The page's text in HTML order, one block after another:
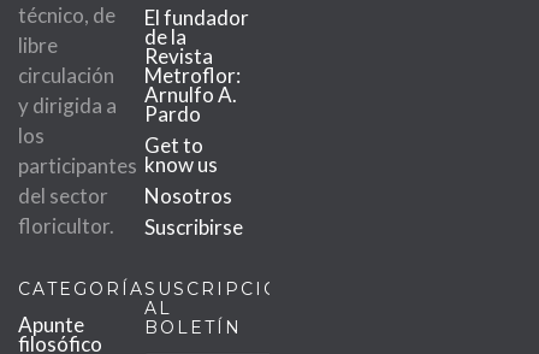
técnico, de
libre
circulación
y dirigida a
los
participantes
del sector
floricultor.
El fundador
de la
Revista
Metroflor:
Arnulfo A.
Pardo
Get to
know us
Nosotros
Suscribirse
CATEGORÍAS
Apunte
filosófico
SUSCRIPCIÓN
AL
BOLETÍN